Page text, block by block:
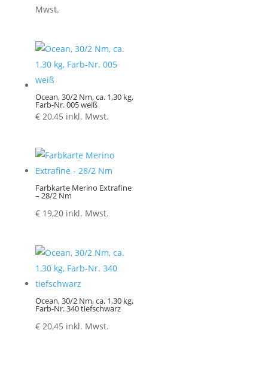
Mwst.
Ocean, 30/2 Nm, ca. 1,30 kg,
Farb-Nr. 005 weiß
€20,45 inkl. Mwst.
Farbkarte Merino Extrafine
– 28/2 Nm
€19,20 inkl. Mwst.
Ocean, 30/2 Nm, ca. 1,30 kg,
Farb-Nr. 340 tiefschwarz
€20,45 inkl. Mwst.